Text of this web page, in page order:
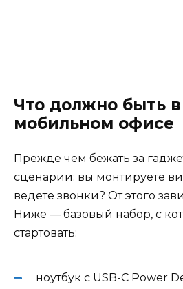
Что должно быть
мобильном офисе
Прежде чем бежать за
сценарии: вы монтируете
ведете звонки? От этого
Ниже — базовый набор, с
стартовать:
ноутбук с USB-C Power